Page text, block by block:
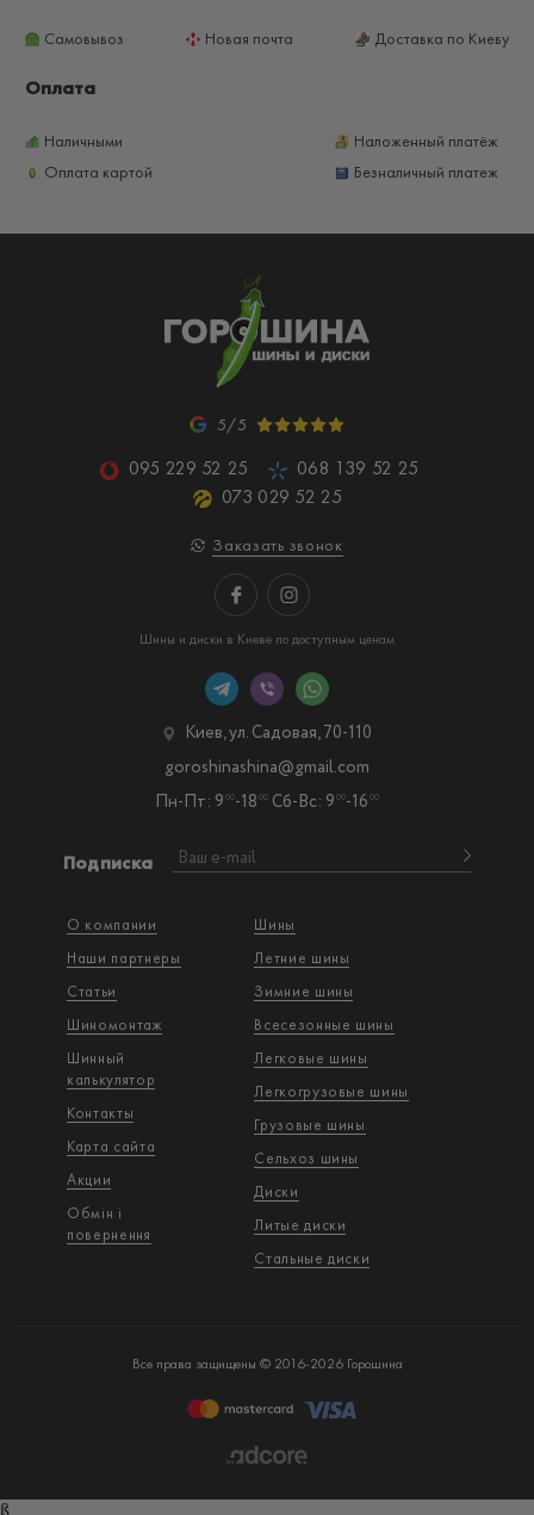
Самовывоз Новая почта Доставка по Киеву
Оплата
Наличными
Наложенный платёж
Оплата картой
Безналичный платеж
5/5
095 229 52 25
068 139 52 25
073 029 52 25
Заказать звонок
Шины и диски в Киеве по доступным ценам
О компании
Наши партнеры
Статьи
Шиномонтаж
Шинный
калькулятор
Контакты
Карта сайта
Акции
Обмін і
повернення
Шины
Летние шины
Зимние шины
Всесезонные шины
Легковые шины
Легкогрузовые шины
Грузовые шины
Сельхоз шины
Диски
Литые диски
Стальные диски
Подписка
Киев, ул. Садовая, 70-110
Пн-Пт: 9 00-18 00 Сб-Вс: 9 00-16 00
goroshinashina@gmail.com
Все права защищены © 2016-2026 Горошина
ß